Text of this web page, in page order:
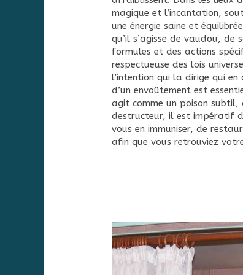
magique et l’incantation,
une énergie saine et
qu’il s’agisse de vaudou,
formules et des actions
respectueuse des lois
l’intention qui la dirige qui
d’un envoûtement est
agit comme un poison subtil,
destructeur, il est impératif
vous en immuniser, de
afin que vous retrouviez